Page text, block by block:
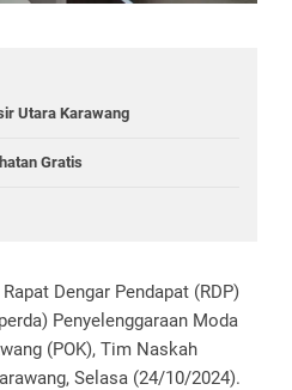
Utara Karawang
Gratis
Dengar Pendapat (RDP)
Penyelenggaraan Moda
(POK), Tim Naskah
Selasa (24/10/2024).